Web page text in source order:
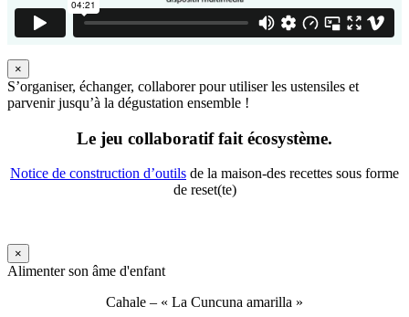
×
S’organiser, échanger, collaborer pour utiliser les ustensiles et
parvenir jusqu’à la dégustation ensemble !
Le jeu collaboratif fait écosystème.
Notice de construction d’outils de la maison-des recettes sous forme
de reset(te)
×
Alimenter son âme d'enfant
Cahale – « La Cuncuna amarilla »